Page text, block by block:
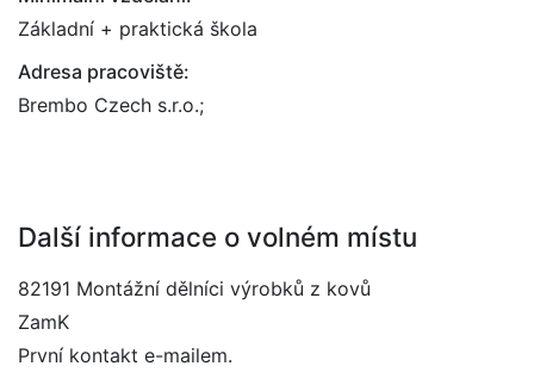
Základní + praktická škola
Adresa pracoviště:
Brembo Czech s.r.o.;
Další informace o volném místu
82191 Montážní dělníci výrobků z kovů
ZamK
První kontakt e-mailem.